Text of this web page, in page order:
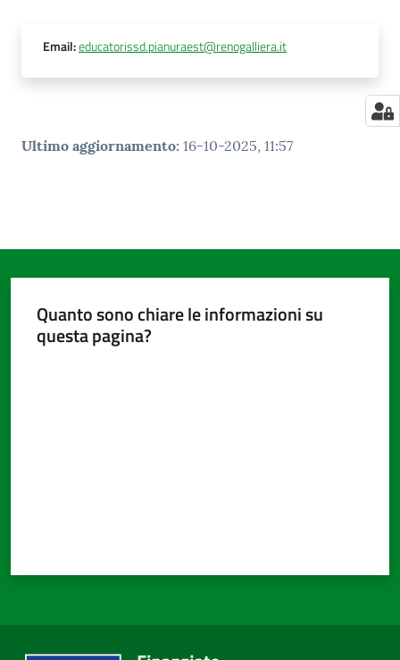
Email:educatorissd.pianuraest@renogalliera.it
Ultimo aggiornamento: 16-10-2025, 11:57
Quanto sono chiare le informazioni su
questa pagina?